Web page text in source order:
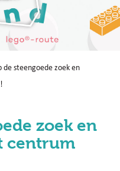
de steengoede zoek en
zoek en
centrum